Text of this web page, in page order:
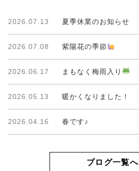
2026.07.13 夏季休業のお知らせ
2026.07.08 紫陽花の季節
2026.06.17 まもなく梅雨入り
2026.05.13 暖かくなりました！
2026.04.16 春です♪
ブログ一覧へ